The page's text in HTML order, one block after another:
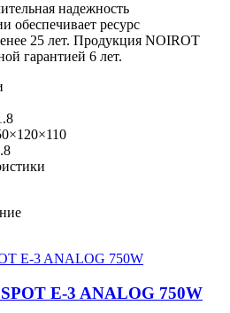
надежность
обеспечивает ресурс
25 лет. Продукция NOIROT
гарантией 6 лет.
E-3 ANALOG 750W